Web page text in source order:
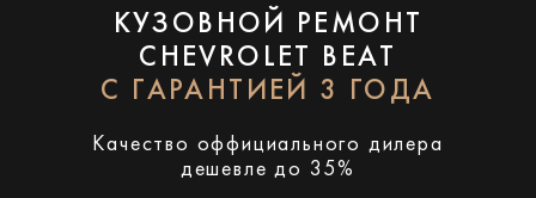
КУЗОВНОЙ РЕМОНТ
CHEVROLET BEAT
С ГАРАНТИЕЙ 3 ГОДА
Качество оффициального дилера
дешевле до 35%